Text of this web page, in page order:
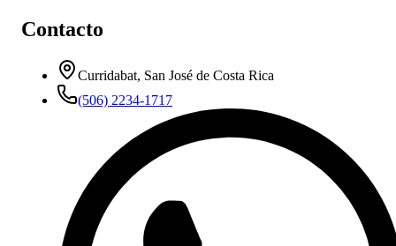
Contacto
Curridabat, San José de Costa Rica
(506) 2234-1717